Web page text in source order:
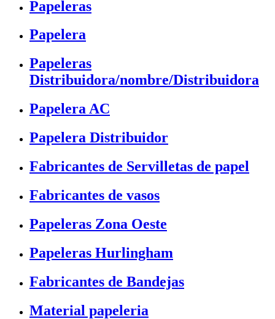
Papeleras
Papelera
Papeleras
Distribuidora/nombre/Distribuidora
Papelera AC
Papelera Distribuidor
Fabricantes de Servilletas de papel
Fabricantes de vasos
Papeleras Zona Oeste
Papeleras Hurlingham
Fabricantes de Bandejas
Material papeleria